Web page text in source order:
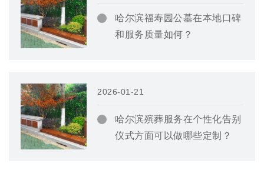
哈尔滨福寿园公墓在本地口碑
和服务质量如何？
2026-01-21
哈尔滨殡葬服务在个性化告别
仪式方面可以做哪些定制？